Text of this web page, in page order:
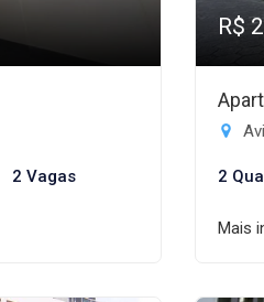
2 Vagas
R$
2
Mais